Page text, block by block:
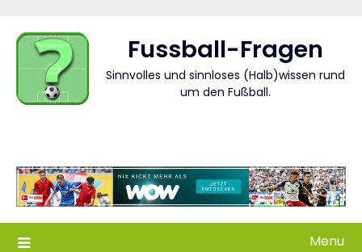
content
Fussball-Fragen
Sinnvolles und sinnloses (Halb)wissen rund
um den Fußball.
Menu